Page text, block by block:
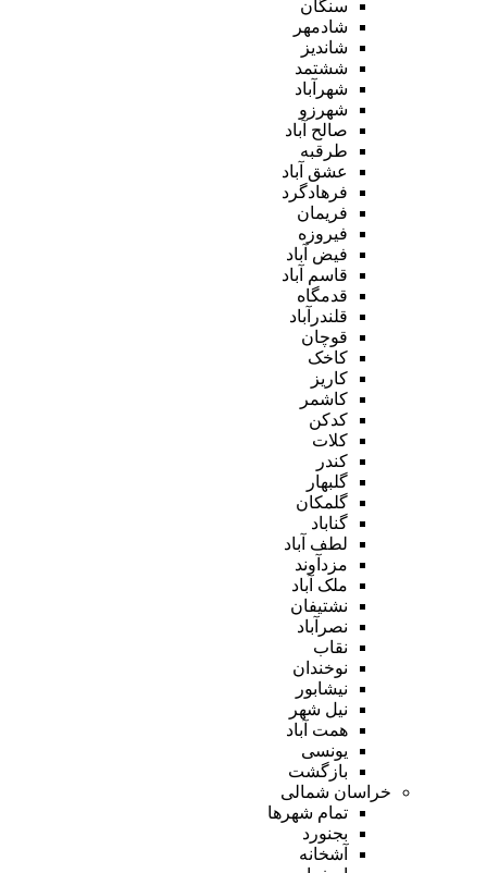
سنگان
شادمهر
شاندیز
ششتمد
شهرآباد
شهرزو
صالح آباد
طرقبه
عشق آباد
فرهادگرد
فریمان
فیروزه
فیض آباد
قاسم آباد
قدمگاه
قلندرآباد
قوچان
کاخک
کاریز
کاشمر
کدکن
کلات
کندر
گلبهار
گلمکان
گناباد
لطف آباد
مزدآوند
ملک آباد
نشتیفان
نصرآباد
نقاب
نوخندان
نیشابور
نیل شهر
همت آباد
یونسی
بازگشت
خراسان شمالی
تمام شهر‌ها
بجنورد
آشخانه